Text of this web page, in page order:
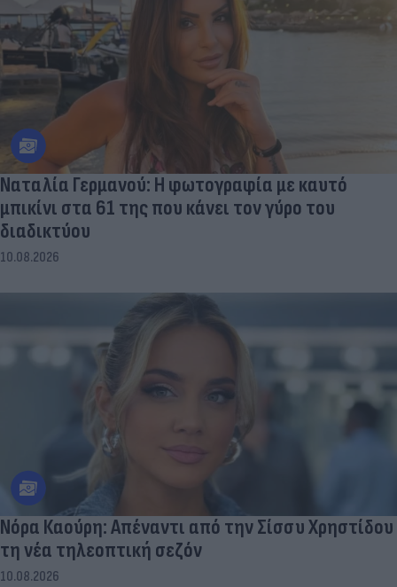
Ναταλία Γερμανού: Η φωτογραφία με καυτό
μπικίνι στα 61 της που κάνει τον γύρο του
διαδικτύου
10.08.2026
Νόρα Καούρη: Απέναντι από την Σίσσυ Χρηστίδου
τη νέα τηλεοπτική σεζόν
10.08.2026